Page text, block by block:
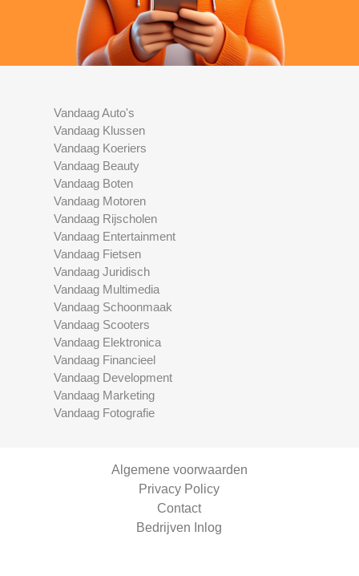
Vandaag Auto's
Vandaag Klussen
Vandaag Koeriers
Vandaag Beauty
Vandaag Boten
Vandaag Motoren
Vandaag Rijscholen
Vandaag Entertainment
Vandaag Fietsen
Vandaag Juridisch
Vandaag Multimedia
Vandaag Schoonmaak
Vandaag Scooters
Vandaag Elektronica
Vandaag Financieel
Vandaag Development
Vandaag Marketing
Vandaag Fotografie
Algemene voorwaarden
Privacy Policy
Contact
Bedrijven Inlog